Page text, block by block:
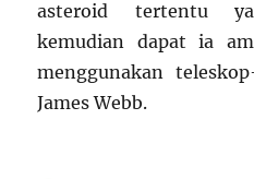
asteroid tertentu
kemudian dapat ia
menggunakan
James Webb.